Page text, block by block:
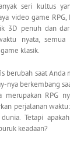
seri kultus
video game
3D penuh dan
nyata,
klasik.
berubah saat
nya berkembang
RPG
perjalanan
Tetapi
keadaan?